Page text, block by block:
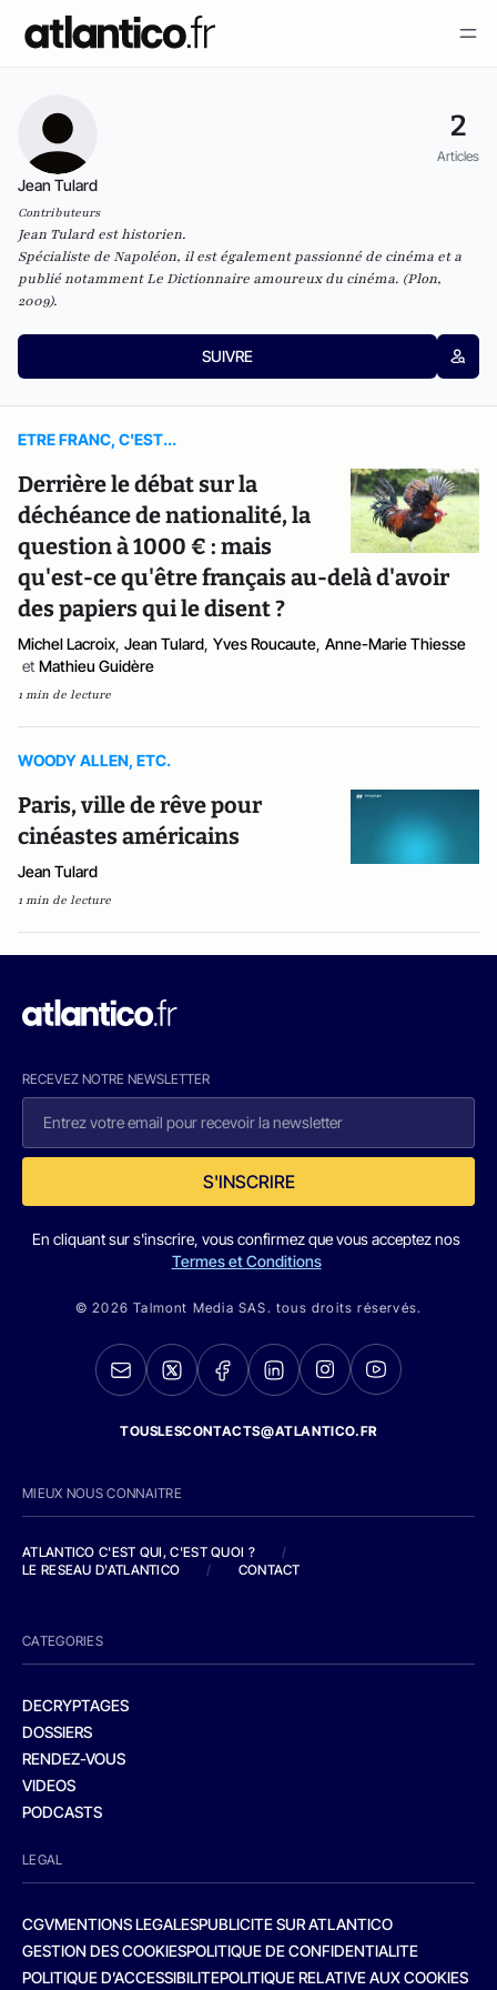
2
Articles
Jean Tulard
Contributeurs
Jean Tulard est historien.
Spécialiste de Napoléon, il est également passionné de cinéma et a
publié notammentLe Dictionnaire amoureux du cinéma. (Plon,
2009).
SUIVRE
ETRE FRANC, C'EST...
Derrière le débat sur la
déchéance de nationalité, la
question à 1000 € : mais
qu'est-ce qu'être français au-delà d'avoir
des papiers qui le disent ?
Michel Lacroix, Jean Tulard, Yves Roucaute, Anne-Marie Thiesse
et Mathieu Guidère
1 min de lecture
WOODY ALLEN, ETC.
Paris, ville de rêve pour
cinéastes américains
Jean Tulard
1 min de lecture
RECEVEZ NOTRE NEWSLETTER
S'INSCRIRE
En cliquant sur s'inscrire, vous confirmez que vous acceptez nos
Termes et Conditions
© 2026 Talmont Media SAS. tous droits réservés.
TOUSLESCONTACTS@ATLANTICO.FR
MIEUX NOUS CONNAITRE
ATLANTICO C'EST QUI, C'EST QUOI ?
/
LE RESEAU D'ATLANTICO
/ CONTACT
CATEGORIES
DECRYPTAGES
DOSSIERS
RENDEZ-VOUS
VIDEOS
PODCASTS
LEGAL
CGVMENTIONS LEGALESPUBLICITE SUR ATLANTICO
GESTION DES COOKIESPOLITIQUE DE CONFIDENTIALITE
POLITIQUE D’ACCESSIBILITEPOLITIQUE RELATIVE AUX COOKIES